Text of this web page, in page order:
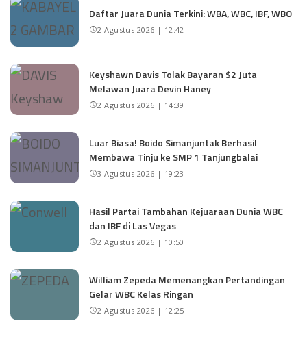
Daftar Juara Dunia Terkini: WBA, WBC, IBF, WBO
2 Agustus 2026 | 12:42
Keyshawn Davis Tolak Bayaran $2 Juta
Melawan Juara Devin Haney
2 Agustus 2026 | 14:39
Luar Biasa! Boido Simanjuntak Berhasil
Membawa Tinju ke SMP 1 Tanjungbalai
3 Agustus 2026 | 19:23
Hasil Partai Tambahan Kejuaraan Dunia WBC
dan IBF di Las Vegas
2 Agustus 2026 | 10:50
William Zepeda Memenangkan Pertandingan
Gelar WBC Kelas Ringan
2 Agustus 2026 | 12:25